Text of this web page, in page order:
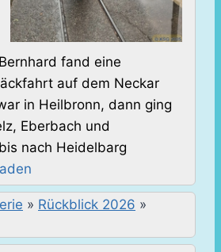
fand eine
auf dem Neckar
in Heilbronn, dann ging
Eberbach und
nach Heidelbarg
» Rückblick 2026 »